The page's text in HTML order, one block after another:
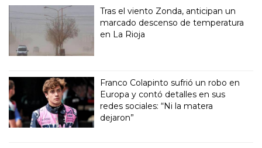
Tras el viento Zonda, anticipan un
marcado descenso de temperatura
en La Rioja
Franco Colapinto sufrió un robo en
Europa y contó detalles en sus
redes sociales: “Ni la matera
dejaron”